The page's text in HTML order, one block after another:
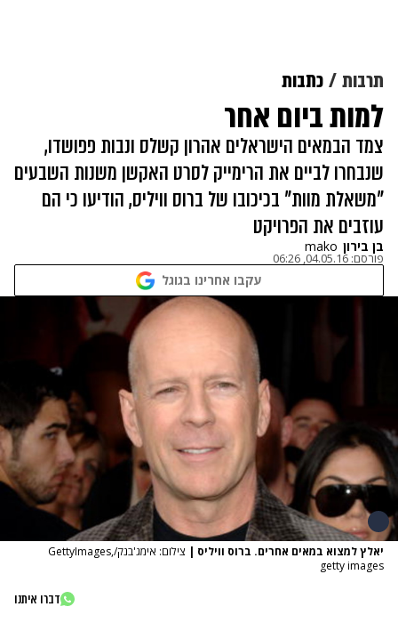
תרבות כתבות
למות ביום אחר
צמד הבמאים הישראלים אהרון קשלס ונבות פפושדו,
שנבחרו לביים את הרימייק לסרט האקשן משנות השבעים
"משאלת מוות" בכיכובו של ברוס וויליס, הודיעו כי הם
עוזבים את הפרויקט
בן בירון mako
פורסם: 04.05.16, 06:26
עקבו אחרינו בגוגל
יאלץ למצוא במאים אחרים. ברוס וויליס |
צילום: אימג'בנק/GettyImages,
getty images
דברו איתנו